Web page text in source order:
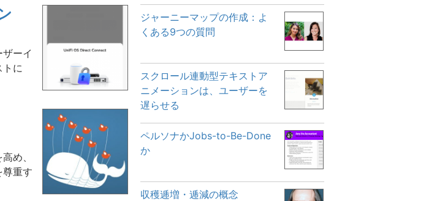
ーイ
トに
め、
重す
ジャーニーマップの作成：よ
くある9つの質問
スクロール連動型テキストア
ニメーションは、ユーザーを
遅らせる
ペルソナかJobs-to-Be-Done
か
収穫逓増・逓減の概念